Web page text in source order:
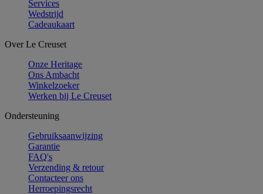
Services
Wedstrijd
Cadeaukaart
Over Le Creuset
Onze Heritage
Ons Ambacht
Winkelzoeker
Werken bij Le Creuset
Ondersteuning
Gebruiksaanwijzing
Garantie
FAQ's
Verzending & retour
Contacteer ons
Herroepingsrecht